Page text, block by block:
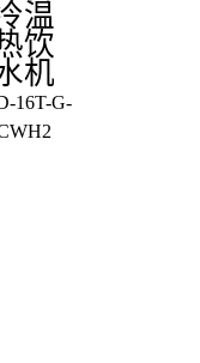
温
饮
机
16T-G-